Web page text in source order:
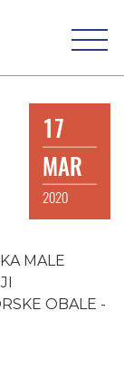
17
MAR
2020
MALE
OBALE -